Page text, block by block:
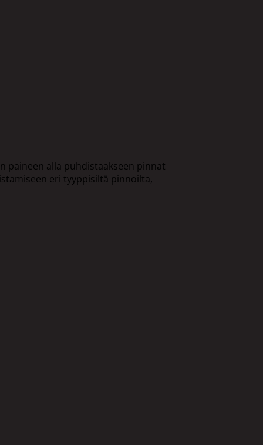
paineen alla puhdistaakseen pinnat
eri tyyppisiltä pinnoilta,